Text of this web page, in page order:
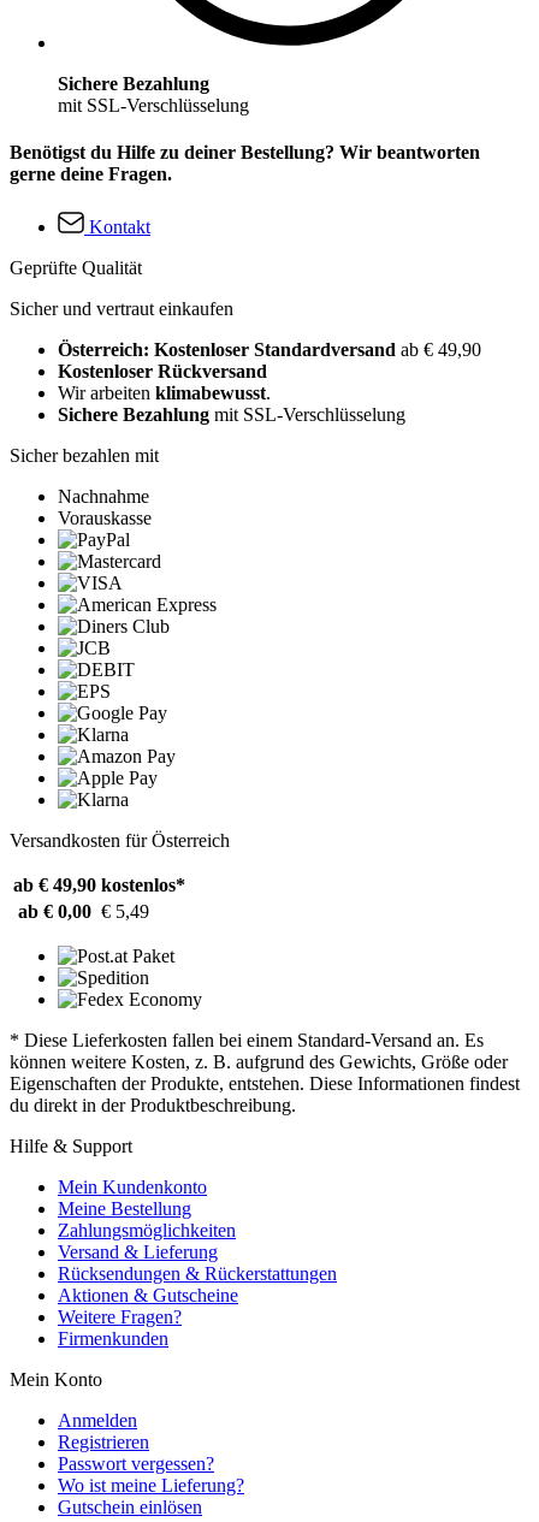
Sichere Bezahlung
mit SSL-Verschlüsselung
Benötigst du Hilfe zu deiner Bestellung? Wir beantworten
gerne deine Fragen.
Kontakt
Geprüfte Qualität
Sicher und vertraut einkaufen
Österreich: Kostenloser Standardversand ab € 49,90
Kostenloser Rückversand
Wir arbeiten klimabewusst.
Sichere Bezahlung mit SSL-Verschlüsselung
Sicher bezahlen mit
Nachnahme
Vorauskasse
Versandkosten für Österreich
ab € 49,90 kostenlos*
ab € 0,00 € 5,49
* Diese Lieferkosten fallen bei einem Standard-Versand an. Es
können weitere Kosten, z. B. aufgrund des Gewichts, Größe oder
Eigenschaften der Produkte, entstehen. Diese Informationen findest
du direkt in der Produktbeschreibung.
Hilfe & Support
Mein Kundenkonto
Meine Bestellung
Zahlungsmöglichkeiten
Versand & Lieferung
Rücksendungen & Rückerstattungen
Aktionen & Gutscheine
Weitere Fragen?
Firmenkunden
Mein Konto
Anmelden
Registrieren
Passwort vergessen?
Wo ist meine Lieferung?
Gutschein einlösen